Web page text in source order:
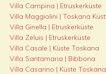
Villa Campina | Etruskerküste
Villa Maggiolini | Toskana
Villa Ginella | Etruskerküste
Villa Zeluis | Etruskerküste
Villa Casale | Küste Toskana
Villa Santamaria | Bibbona
Villa Casarino | Küste Toskana